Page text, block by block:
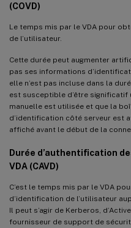
(COVD)
Le temps mis par le VDA pour
de l’utilisateur.
Cette durée peut augmenter
pas ses informations
elle n’est pas incluse dans la
est susceptible d’être significatif
manuelle est utilisée et que la
d’identification côté serveur est
affiché avant le début de la
Durée d’authentification
VDA (CAVD)
C’est le temps mis par le VDA
d’identification de l’utilisateur
Il peut s’agir de Kerberos,
fournisseur de support de